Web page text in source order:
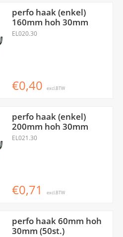
perfo haak (enkel)
160mm hoh 30mm
EL020.30
€0,40 excl.BTW
perfo haak (enkel)
200mm hoh 30mm
EL021.30
€0,71 excl.BTW
perfo haak 60mm hoh
30mm (50st.)